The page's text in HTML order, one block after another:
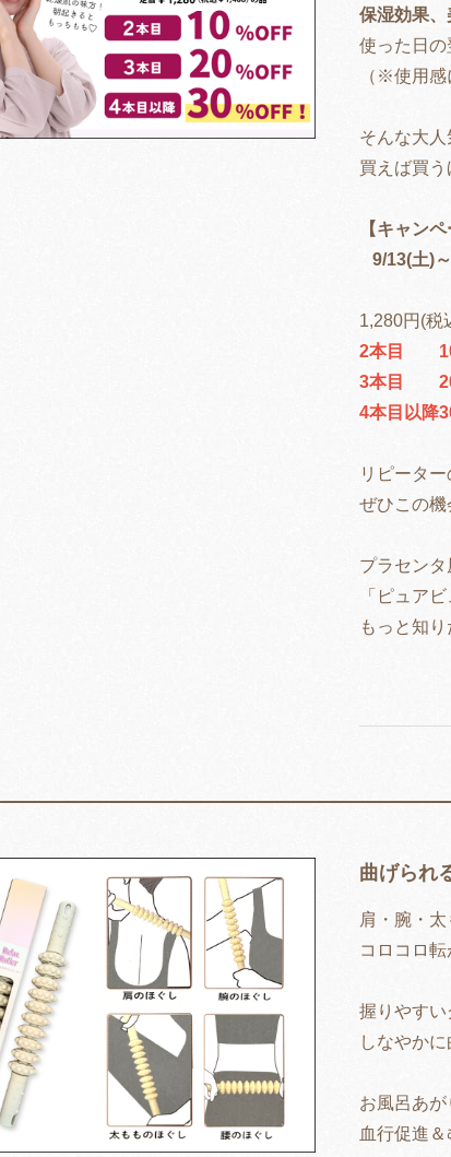
保湿効果、
使った日の
（※使用感
そんな大
買えば買
【キャン
9/13(土)
1,280円(税
2本目 10
3本目 20
4本目以降
リピータ
ぜひこの機
プラセンタ
「ピュア
もっと知
曲げられ
肩・腕・
コロコロ
握りやすい
しなやか
お風呂あが
血行促進＆